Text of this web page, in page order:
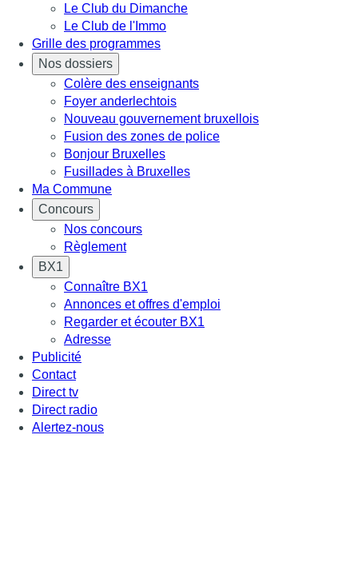
Le Club du Dimanche
Le Club de l'Immo
Grille des programmes
Nos dossiers
Colère des enseignants
Foyer anderlechtois
Nouveau gouvernement bruxellois
Fusion des zones de police
Bonjour Bruxelles
Fusillades à Bruxelles
Ma Commune
Concours
Nos concours
Règlement
BX1
Connaître BX1
Annonces et offres d'emploi
Regarder et écouter BX1
Adresse
Publicité
Contact
Direct tv
Direct radio
Alertez-nous